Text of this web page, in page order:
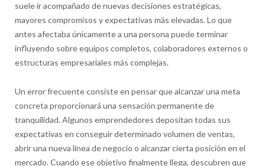
suele ir acompañado de nuevas decisiones estratégicas,
mayores compromisos y expectativas más elevadas. Lo que
antes afectaba únicamente a una persona puede terminar
influyendo sobre equipos completos, colaboradores externos o
estructuras empresariales más complejas.
Un error frecuente consiste en pensar que alcanzar una meta
concreta proporcionará una sensación permanente de
tranquilidad. Algunos emprendedores depositan todas sus
expectativas en conseguir determinado volumen de ventas,
abrir una nueva línea de negocio o alcanzar cierta posición en el
mercado. Cuando ese objetivo finalmente llega, descubren que